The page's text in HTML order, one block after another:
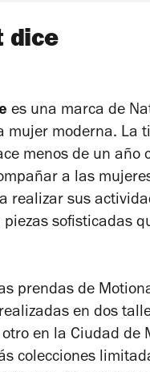
dice
es una marca de
mujer moderna. La
menos de un año
a las
realizar sus
sofisticadas
prendas de
en dos
en la Ciudad de
colecciones